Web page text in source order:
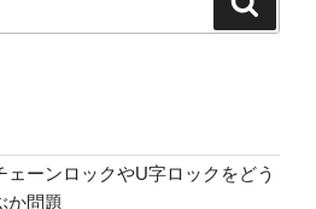
ェーンロックやU字ロックをどう
か問題